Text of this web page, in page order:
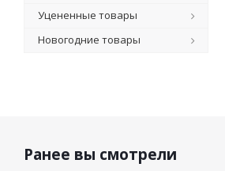
Уцененные товары
Новогодние товары
Ранее вы смотрели